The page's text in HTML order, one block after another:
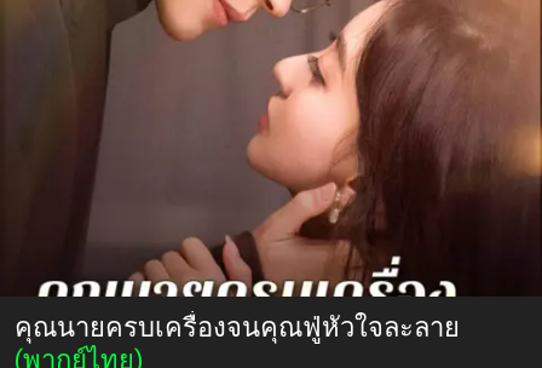
คุณนายครบเครื่องจนคุณฟู่หัวใจละลาย
(พากย์ไทย)